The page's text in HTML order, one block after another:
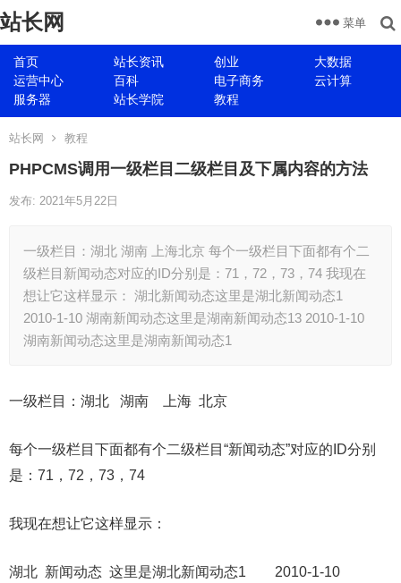
站长网
首页 站长资讯 创业
大数据
运营中心
百科 电子商务
云计算
服务器
站长学院 教程
菜单
站长网 教程
PHPCMS调用一级栏目二级栏目及下属内容的方法
发布: 2021年5月22日
一级栏目：湖北 湖南 上海北京 每个一级栏目下面都有个二
级栏目新闻动态对应的ID分别是：71，72，73，74 我现在
想让它这样显示： 湖北新闻动态这里是湖北新闻动态1
2010-1-10 湖南新闻动态这里是湖南新闻动态13 2010-1-10
湖南新闻动态这里是湖南新闻动态1
一级栏目：湖北 湖南 上海 北京
每个一级栏目下面都有个二级栏目“新闻动态”对应的ID分别
是：71，72，73，74
我现在想让它这样显示：
湖北 新闻动态 这里是湖北新闻动态1 2010-1-10